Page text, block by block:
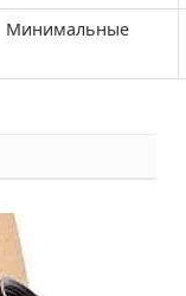
Минимальные